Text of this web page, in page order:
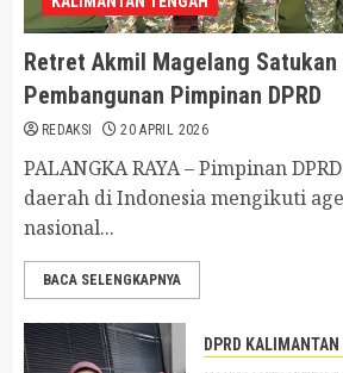
Retret Akmil Magelang Satukan
Pembangunan Pimpinan DPRD
REDAKSI 20 APRIL 2026
PALANGKA RAYA – Pimpinan
daerah di Indonesia mengikuti
nasional...
BACA SELENGKAPNYA
DPRD KALIMANTAN